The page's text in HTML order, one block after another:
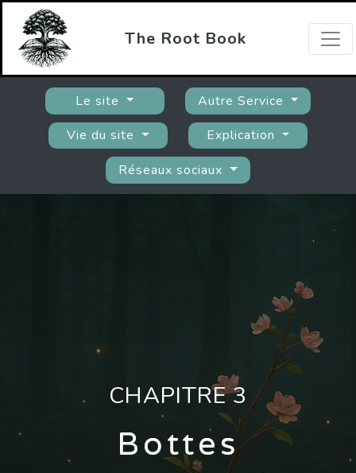
The Root Book
Le site
Autre Service
Vie du site
Explication
Réseaux sociaux
CHAPITRE 3
Bottes